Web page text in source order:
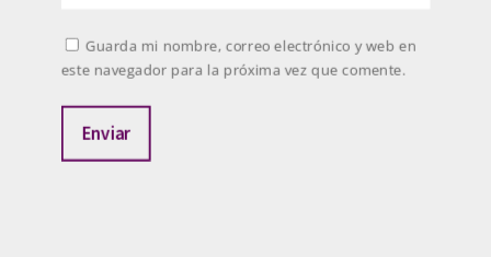
Guarda mi nombre, correo electrónico y web en
este navegador para la próxima vez que comente.
Enviar